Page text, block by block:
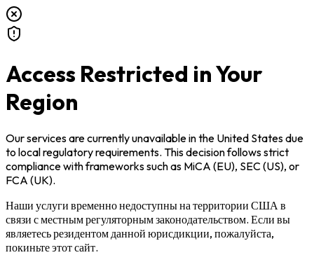
Access Restricted in Your
Region
Our services are currently unavailable inthe United Statesdue
to local regulatory requirements. This decision follows strict
compliance with frameworks such as MiCA (EU), SEC (US), or
FCA (UK).
Наши услуги временно недоступны на территории США в
связи с местным регуляторным законодательством. Если вы
являетесь резидентом данной юрисдикции, пожалуйста,
покиньте этот сайт.